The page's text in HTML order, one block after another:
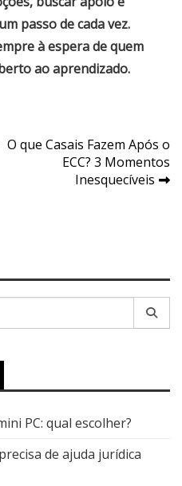
passo de cada vez.
à espera de quem
ao aprendizado.
O que Casais Fazem Após o
ECC? 3 Momentos
Inesquecíveis
PC: qual escolher?
de ajuda jurídica